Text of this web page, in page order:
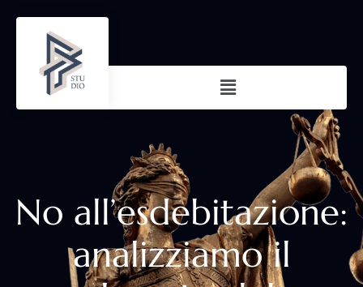
No all’esdebitazione:
analizziamo il